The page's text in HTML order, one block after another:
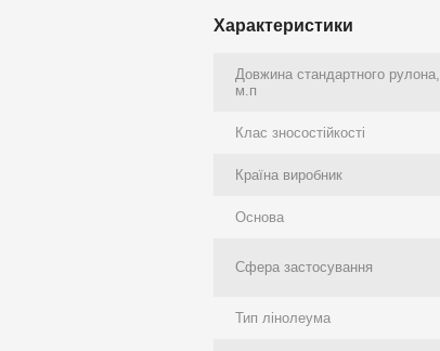
Характеристики
Довжина стандартного рулона,
м.п
Клас зносостійкості
Країна виробник
Основа
Сфера застосування
Тип лінолеума